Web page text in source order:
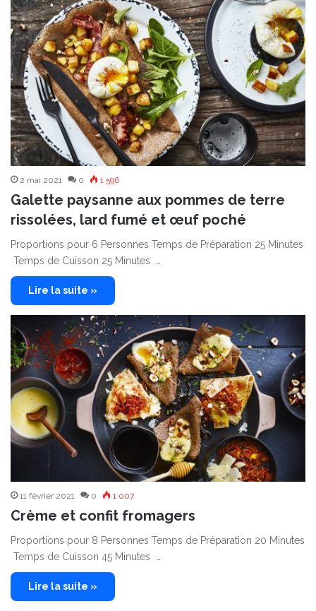
2 mai 2021 0 1 596
Galette paysanne aux pommes de terre
rissolées, lard fumé et œuf poché
Proportions pour 6 Personnes Temps de Préparation 25 Minutes
Temps de Cuisson 25 Minutes …
Lire la suite »
11 février 2021 0 1 007
Crème et confit fromagers
Proportions pour 8 Personnes Temps de Préparation 20 Minutes
Temps de Cuisson 45 Minutes …
Lire la suite »